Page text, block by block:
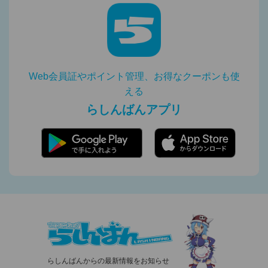
Web会員証やポイント管理、お得なクーポンも使
える
らしんばんアプリ
らしんばんからの最新情報をお知らせ